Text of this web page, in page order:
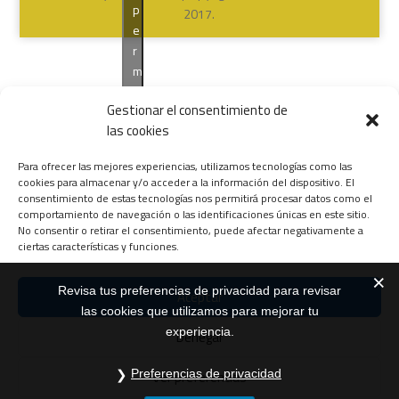
Gestionar el consentimiento de
las cookies
Para ofrecer las mejores experiencias, utilizamos tecnologías como las
cookies para almacenar y/o acceder a la información del dispositivo. El
consentimiento de estas tecnologías nos permitirá procesar datos como el
comportamiento de navegación o las identificaciones únicas en este sitio.
No consentir o retirar el consentimiento, puede afectar negativamente a
ciertas características y funciones.
Aceptar
Denegar
Ver preferencias
p
e
r
m
i
t
i
e
s
t
e
c
n
t
i
2017.
Revisa tus preferencias de privacidad para revisar
las cookies que utilizamos para mejorar tu
experiencia.
Preferencias de privacidad